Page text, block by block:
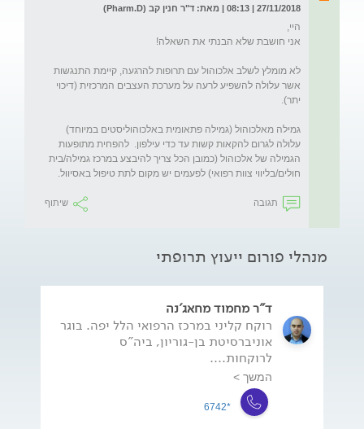
27/11/2018 | 08:13 | מאת: ד"ר חנין קב (Pharm.D)
לא מומלץ לשלב אלכוהול עם תרופות להרגעה, קיימת התנגשות
אשר עלולה להשפיע לרעה על מערכת העצבים המרכזית (דיכוי
גמילה מאלכוהול (גמילה פתאומית באלכוהוליסטים במיוחד)
עלולה לגרום להקאות קשות עד כדי עילפון.  להפחית מתופעות
הגמילה של אלכוהול (כמובן הכל צריך להיבצע במרכז גמילה/בית
חולים/בליווי צוות רפואי) לפעמים יש מקום לתת טיפול באסיוול.
תגובה שיתוף
מנהלי פורום ייעוץ תרופתי
ד"ר מחמוד מחאג'נה
רוקח קליני במרכז הרפואי הלל יפה. בוגר
אוניברסיטת בן-גוריון, ביה"ס
לרוקחות....
המשך >
*6742